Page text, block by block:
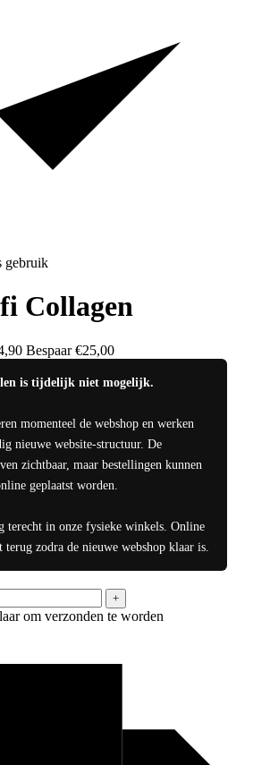
gebruik
Collagen
Bespaar €25,00
is tijdelijk niet mogelijk.
momenteel de webshop en werken
nieuwe website-structuur. De
zichtbaar, maar bestellingen kunnen
geplaatst worden.
terecht in onze fysieke winkels. Online
terug zodra de nieuwe webshop klaar is.
+
om verzonden te worden